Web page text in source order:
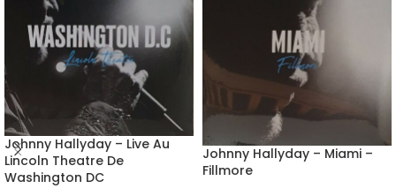
Johnny Hallyday – Live Au
Lincoln Theatre De
Washington DC
Johnny Hallyday – Miami –
Fillmore